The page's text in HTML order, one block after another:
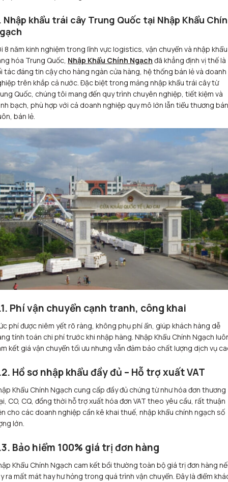
Nhập khẩu trái cây Trung Quốc tại Nhập Khẩu
8 năm kinh nghiệm trong lĩnh vực logistics, vận chuyển và nhập khẩu
hóa Trung Quốc, Nhập Khẩu Chính Ngạch đã khẳng định vị thế là
tác đáng tin cậy cho hàng ngàn cửa hàng, hệ thống bán lẻ và doanh
trên khắp cả nước. Đặc biệt trong mảng nhập khẩu trái cây từ
Quốc, chúng tôi mang đến quy trình chuyên nghiệp, tiết kiệm và
bạch, phù hợp với cả doanh nghiệp quy mô lớn lẫn tiểu thương bán
bán lẻ.
Phí vận chuyển cạnh tranh, công khai
phí được niêm yết rõ ràng, không phụ phí ẩn, giúp khách hàng dễ
tính toán chi phí trước khi nhập hàng. Nhập Khẩu Chính Ngạch
kết giá vận chuyển tối ưu nhưng vẫn đảm bảo chất lượng dịch vụ
Hồ sơ nhập khẩu đầy đủ – Hỗ trợ xuất VAT
Khẩu Chính Ngạch cung cấp đầy đủ chứng từ như hóa đơn thương
CO, CQ, đồng thời hỗ trợ xuất hóa đơn VAT theo yêu cầu, rất thuận
cho các doanh nghiệp cần kê khai thuế, nhập khẩu chính ngạch số
lớn.
Bảo hiểm 100% giá trị đơn hàng
Khẩu Chính Ngạch cam kết bồi thường toàn bộ giá trị đơn hàng
ra mất mát hay hư hỏng trong quá trình vận chuyển. Đây là điểm